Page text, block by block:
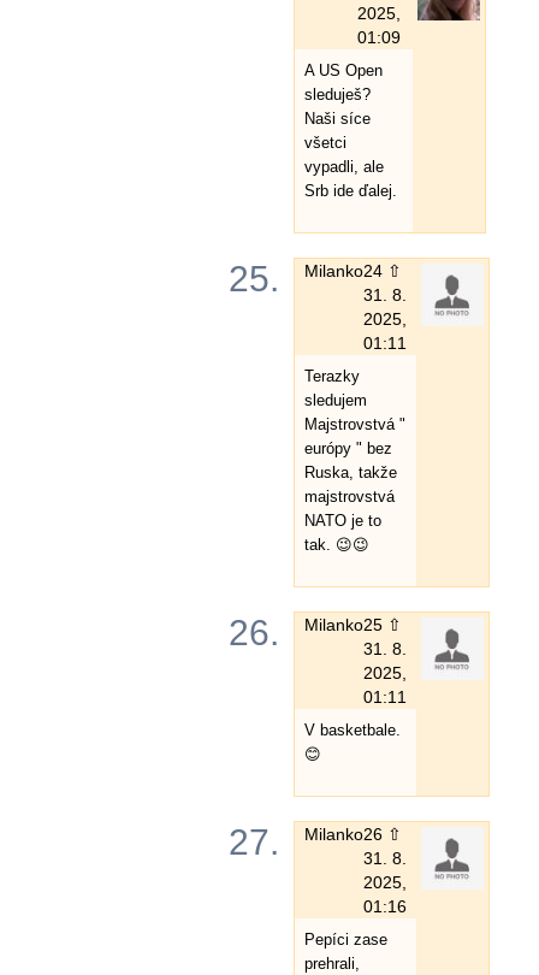
2025,
01:09
A US Open
sleduješ?
Naši síce
všetci
vypadli, ale
Srb ide ďalej.
25. Milanko24 ⇧
31. 8.
2025,
01:11
Terazky
sledujem
Majstrovstvá "
európy " bez
Ruska, takže
majstrovstvá
NATO je to
tak. 😉😉
26. Milanko25 ⇧
31. 8.
2025,
01:11
V basketbale.
😊
27. Milanko26 ⇧
31. 8.
2025,
01:16
Pepíci zase
prehrali,